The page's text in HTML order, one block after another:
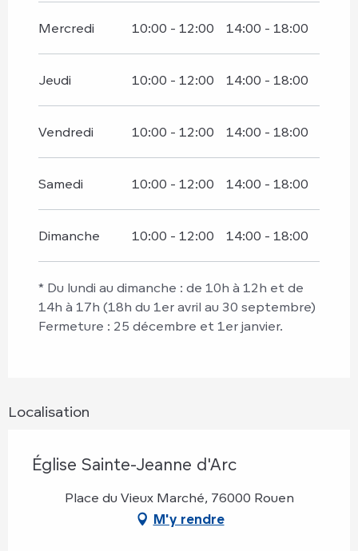
Mercredi 10:00 - 12:00 14:00 - 18:00
Jeudi 10:00 - 12:00 14:00 - 18:00
Vendredi 10:00 - 12:00 14:00 - 18:00
Samedi 10:00 - 12:00 14:00 - 18:00
Dimanche 10:00 - 12:00 14:00 - 18:00
* Du lundi au dimanche : de 10h à 12h et de
14h à 17h (18h du 1er avril au 30 septembre)
Fermeture : 25 décembre et 1er janvier.
Localisation
Église Sainte-Jeanne d'Arc
Place du Vieux Marché, 76000 Rouen
M'y rendre